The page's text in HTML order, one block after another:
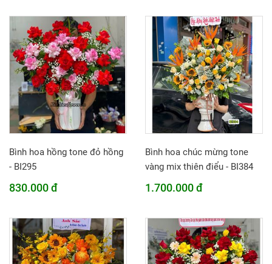
Bình hoa hồng tone đỏ hồng
- BI295
830.000 đ
Bình hoa chúc mừng tone
vàng mix thiên điểu - BI384
1.700.000 đ